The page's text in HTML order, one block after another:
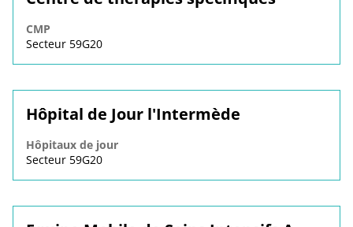
CMP
Secteur 59G20
Hôpital de Jour l'Intermède
Hôpitaux de jour
Secteur 59G20